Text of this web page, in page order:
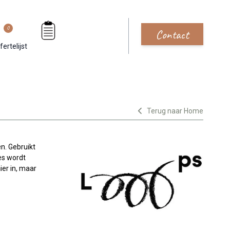
0 Contact
Terug naar Home
Gebruikt
wordt
in, maar